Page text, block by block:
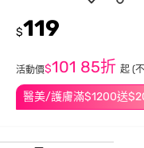
醫美/護膚滿$1200送
$119
活動價$101 85折 起 (